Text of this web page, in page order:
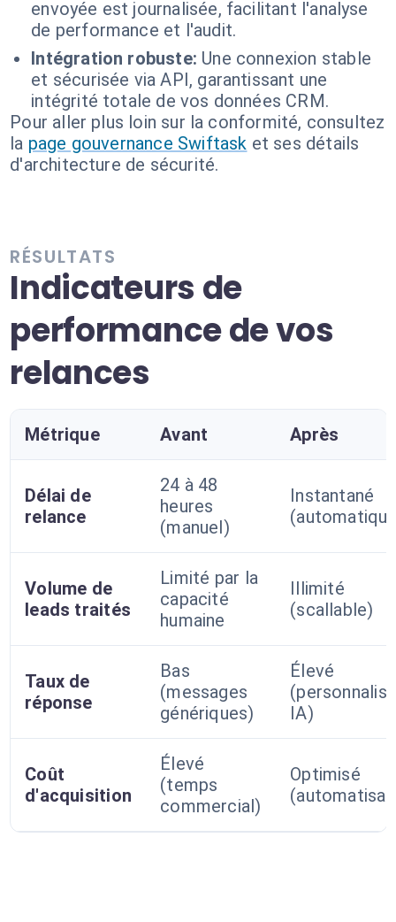
envoyée est journalisée, facilitant l'analyse
de performance et l'audit.
Intégration robuste: Une connexion stable
et sécurisée via API, garantissant une
intégrité totale de vos données CRM.
Pour aller plus loin sur la conformité, consultez
la page gouvernance Swiftask et ses détails
d'architecture de sécurité.
RÉSULTATS
Indicateurs de
performance de vos
relances
Métrique Avant Après
Délai de
relance
24 à 48
heures
(manuel)
Instantané
Volume de
leads traités
Limité par la
capacité
humaine
Illimité
(scallable)
Taux de
réponse
Bas
(messages
génériques)
Élevé
IA)
Coût
d'acquisition
Élevé
(temps
commercial)
Optimisé